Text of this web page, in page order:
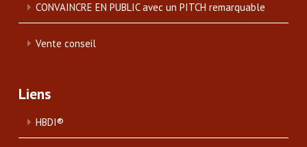
CONVAINCRE EN PUBLIC avec un PITCH remarquable
Vente conseil
Liens
HBDI®